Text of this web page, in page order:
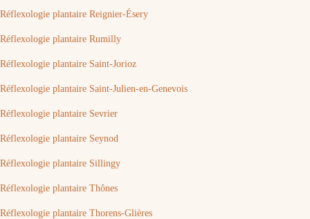
Réflexologie plantaire Reignier-Ésery
Réflexologie plantaire Rumilly
Réflexologie plantaire Saint-Jorioz
Réflexologie plantaire Saint-Julien-en-Genevois
Réflexologie plantaire Sevrier
Réflexologie plantaire Seynod
Réflexologie plantaire Sillingy
Réflexologie plantaire Thônes
Réflexologie plantaire Thorens-Glières